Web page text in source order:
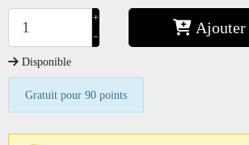
+
−
Ajouter
Disponible
Gratuit pour 90 points